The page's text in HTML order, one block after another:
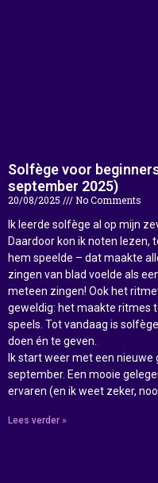
Solfège voor
september 2025)
20/08/2025
No Comments
Ik leerde solfège al op mijn
Daardoor kon ik noten lezen,
hem speelde – dat maakte
zingen van blad voelde als
meteen zingen! Ook het
geweldig: het maakte ritmes
speels. Tot vandaag is
doen én te geven.
Ik start weer met een
september. Een mooie
ervaren (en ik weet zeker,
Lees verder »